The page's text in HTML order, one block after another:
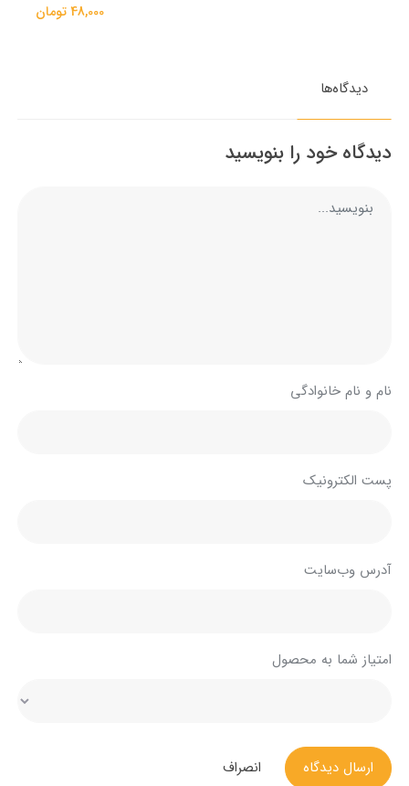
48,000 تومان
دیدگاه‌ها
دیدگاه خود را بنویسید
نام و نام خانوادگی
پست الکترونیک
آدرس وب‌سایت
امتیاز شما به محصول
ارسال دیدگاه انصراف